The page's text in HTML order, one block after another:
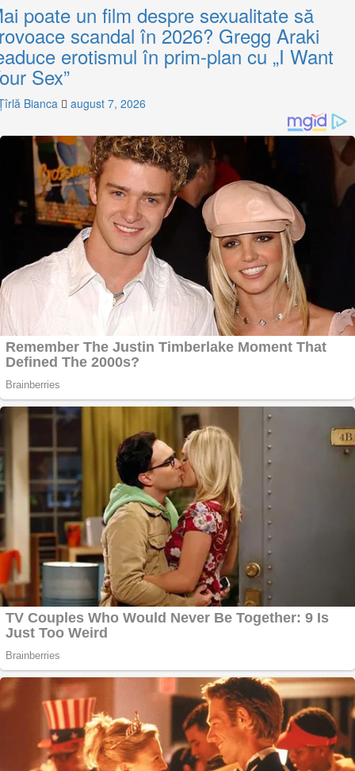
poate un film despre sexualitate să
scandal în 2026? Gregg Araki
erotismul în prim-plan cu „I Want
Sex”
Bianca august 7, 2026